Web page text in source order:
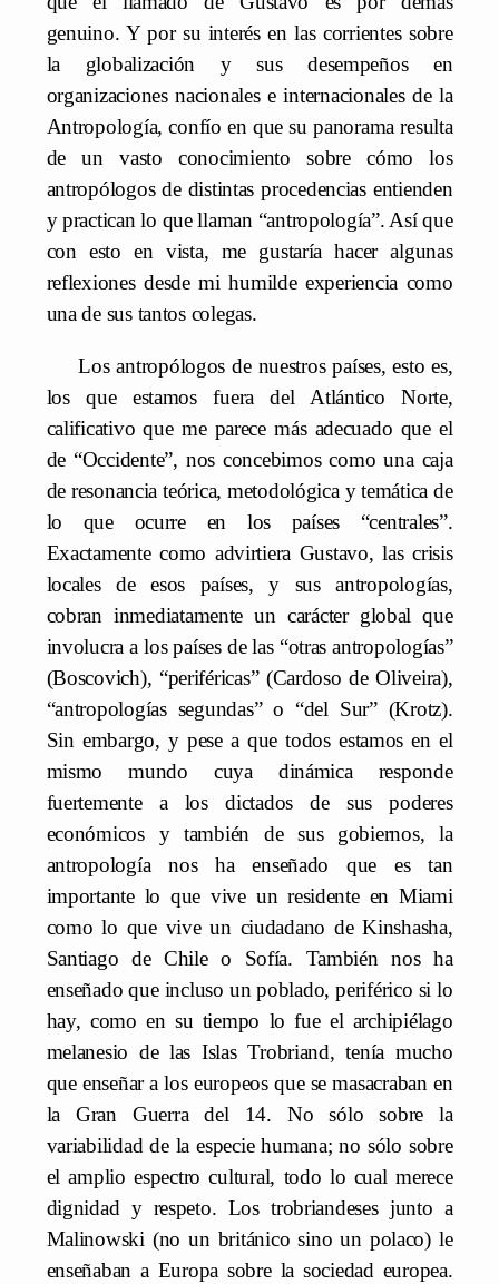
genuino. Y por su interés en las corrientes sobre
la globalización y sus desempeños en
organizaciones nacionales e internacionales de la
Antropología, confío en que su panorama resulta
de un vasto conocimiento sobre cómo los
antropólogos de distintas procedencias entienden
y practican lo que llaman “antropología”. Así que
con esto en vista, me gustaría hacer algunas
reflexiones desde mi humilde experiencia como
una de sus tantos colegas.
Los antropólogos de nuestros países, esto es,
los que estamos fuera del Atlántico Norte,
calificativo que me parece más adecuado que el
de “Occidente”, nos concebimos como una caja
de resonancia teórica, metodológica y temática de
lo que ocurre en los países “centrales”.
Exactamente como advirtiera Gustavo, las crisis
locales de esos países, y sus antropologías,
cobran inmediatamente un carácter global que
involucra a los países de las “otras antropologías”
(Boscovich), “periféricas” (Cardoso de Oliveira),
“antropologías segundas” o “del Sur” (Krotz).
Sin embargo, y pese a que todos estamos en el
mismo mundo cuya dinámica responde
fuertemente a los dictados de sus poderes
económicos y también de sus gobiernos, la
antropología nos ha enseñado que es tan
importante lo que vive un residente en Miami
como lo que vive un ciudadano de Kinshasha,
Santiago de Chile o Sofía. También nos ha
enseñado que incluso un poblado, periférico si lo
hay, como en su tiempo lo fue el archipiélago
melanesio de las Islas Trobriand, tenía mucho
que enseñar a los europeos que se masacraban en
la Gran Guerra del 14. No sólo sobre la
variabilidad de la especie humana; no sólo sobre
el amplio espectro cultural, todo lo cual merece
dignidad y respeto. Los trobriandeses junto a
Malinowski (no un británico sino un polaco) le
enseñaban a Europa sobre la sociedad europea.